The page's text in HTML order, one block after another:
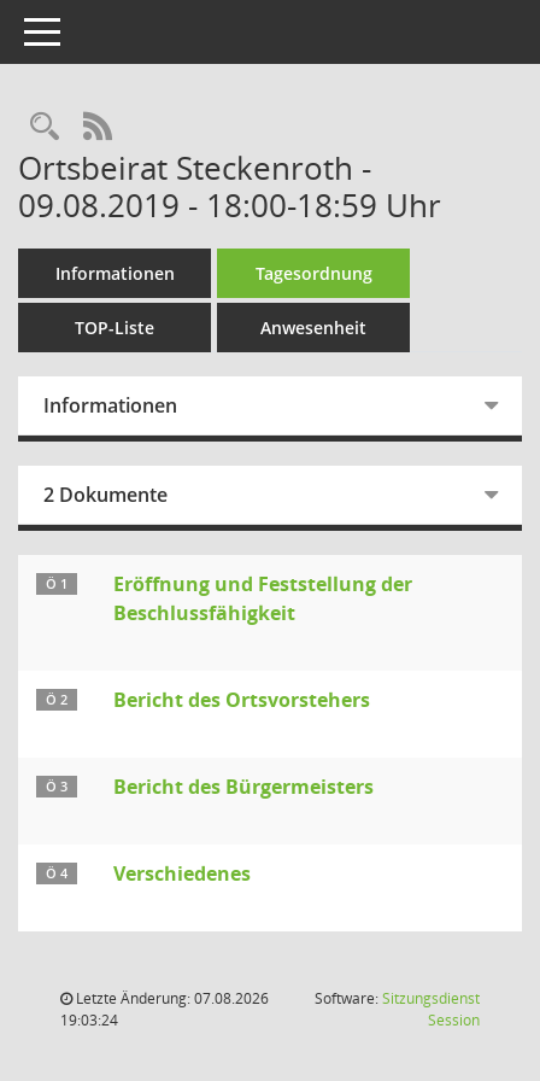
Toggle navigation
Rechercheauswahl
RSS-Feed
Ortsbeirat Steckenroth -
09.08.2019 - 18:00-18:59 Uhr
Informationen Tagesordnung
TOP-Liste Anwesenheit
Informationen
2 Dokumente
Ö 1
Eröffnung und Feststellung der
Beschlussfähigkeit
Ö 2 Bericht des Ortsvorstehers
Ö 3 Bericht des Bürgermeisters
Ö 4 Verschiedenes
Letzte Änderung: 07.08.2026
19:03:24
Software:Sitzungsdienst
Session(Wird in